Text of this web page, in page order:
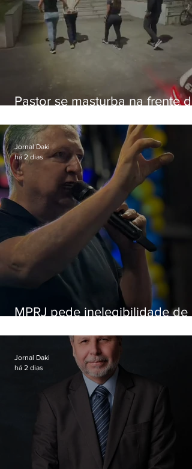
Pastor se masturba na frente de
MPRJ pede inelegibilidade de
Jornal Daki
há 2 dias
Jornal Daki
há 2 dias